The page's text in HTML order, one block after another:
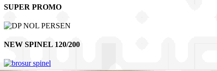
SUPER PROMO
NEW SPINEL 120/200